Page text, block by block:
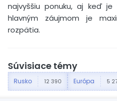
najvyššiu ponuku, aj keď
hlavným záujmom je
rozpätia.
Súvisiace témy
Rusko 12 390 Európa 5